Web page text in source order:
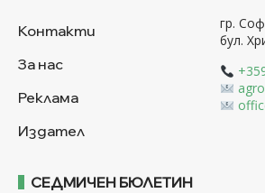
Контакти
За нас
Реклама
Издател
гр.
бул.
СЕДМИЧЕН БЮЛЕТИН